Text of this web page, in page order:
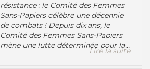
résistance : le Comité des Femmes
Sans-Papiers célèbre une décennie
de combats ! Depuis dix ans, le
Comité des Femmes Sans-Papiers
mène une lutte déterminée pour la...
Lire la suite